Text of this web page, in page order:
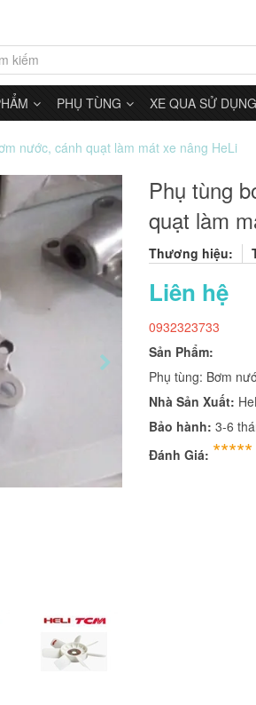
PHỤ TÙNG XE QUA SỬ DỤNG
nước, cánh quạt làm mát xe nâng HeLi
Phụ tùng
quạt làm
Thương hiệu:
Liên hệ
0932323733
Sản Phẩm:
Phụ tùng: Bơm
Nhà Sản Xuất:
Bảo hành: 3-6
Đánh Giá: *****